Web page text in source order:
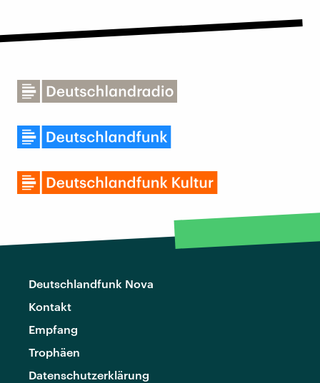
Deutschlandfunk Nova
Kontakt
Empfang
Trophäen
Datenschutzerklärung